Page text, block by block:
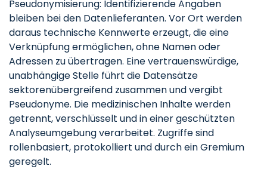
Pseudonymisierung: Identifizierende Angaben
bleiben bei den Datenlieferanten. Vor Ort werden
daraus technische Kennwerte erzeugt, die eine
Verknüpfung ermöglichen, ohne Namen oder
Adressen zu übertragen. Eine vertrauenswürdige,
unabhängige Stelle führt die Datensätze
sektorenübergreifend zusammen und vergibt
Pseudonyme. Die medizinischen Inhalte werden
getrennt, verschlüsselt und in einer geschützten
Analyseumgebung verarbeitet. Zugriffe sind
rollenbasiert, protokolliert und durch ein Gremium
geregelt.